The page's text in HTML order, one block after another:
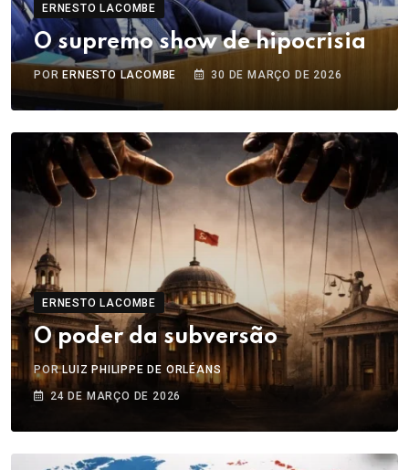
ERNESTO LACOMBE
O supremo show de hipocrisia
PORERNESTO LACOMBE 30 DE MARÇO DE 2026
ERNESTO LACOMBE
O poder da subversão
PORLUIZ PHILIPPE DE ORLÉANS
24 DE MARÇO DE 2026